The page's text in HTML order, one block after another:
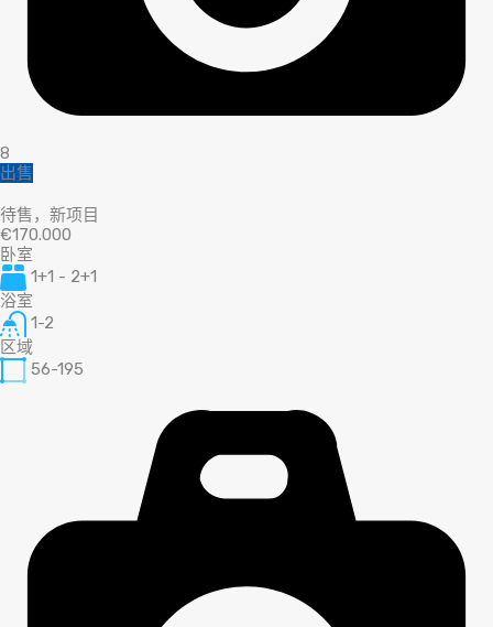
8
出售
待售，新项目
€170.000
卧室
1+1 - 2+1
浴室
1-2
区域
56-195